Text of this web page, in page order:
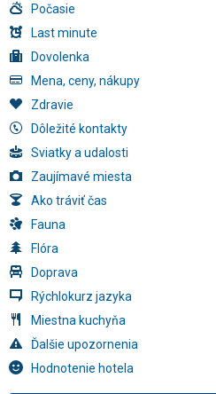
Počasie
Last minute
Dovolenka
Mena, ceny, nákupy
Zdravie
Dôležité kontakty
Sviatky a udalosti
Zaujímavé miesta
Ako tráviť čas
Fauna
Flóra
Doprava
Rýchlokurz jazyka
Miestna kuchyňa
Ďalšie upozornenia
Hodnotenie hotela